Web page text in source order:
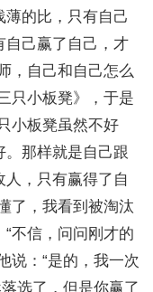
的比，只有自己
自己赢了自己，才
，自己和自己怎么
只小板凳》，于是
小板凳虽然不好
。那样就是自己跟
人，只有赢得了自
了，我看到被淘汰
不信，问问刚才的
说：“是的，我一次
选了，但是你赢了